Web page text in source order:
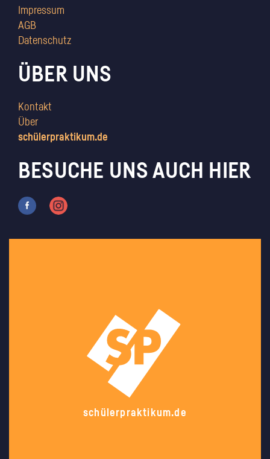
Impressum
AGB
Datenschutz
ÜBER UNS
Kontakt
Über
schülerpraktikum.de
BESUCHE UNS AUCH HIER
schülerpraktikum.de